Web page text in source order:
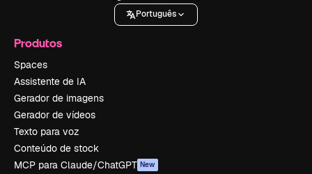
Português
Produtos
Spaces
Assistente de IA
Gerador de imagens
Gerador de vídeos
Texto para voz
Conteúdo de stock
MCP para Claude/ChatGPT New